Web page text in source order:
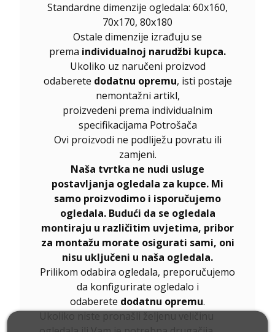
Standardne dimenzije ogledala: 60x160,
70x170, 80x180
Ostale dimenzije izrađuju se
prema individualnoj narudžbi kupca.
Ukoliko uz naručeni proizvod
odaberete dodatnu opremu, isti postaje
nemontažni artikl,
proizvedeni prema individualnim
specifikacijama Potrošača
Ovi proizvodi ne podliježu povratu ili
zamjeni.
Naša tvrtka ne nudi usluge
postavljanja ogledala za kupce. Mi
samo proizvodimo i isporučujemo
ogledala. Budući da se ogledala
montiraju u različitim uvjetima, pribor
za montažu morate osigurati sami, oni
nisu uključeni u naša ogledala.
Prilikom odabira ogledala, preporučujemo
da konfigurirate ogledalo i
odaberete dodatnu opremu.